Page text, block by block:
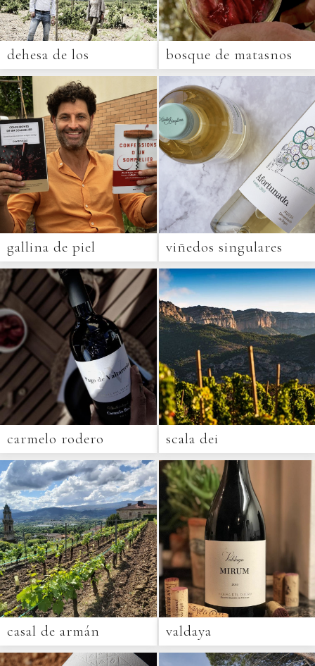
dehesa de los
canónigos
bosque de matasnos
gallina de piel viñedos singulares
carmelo rodero scala dei
casal de armán valdaya